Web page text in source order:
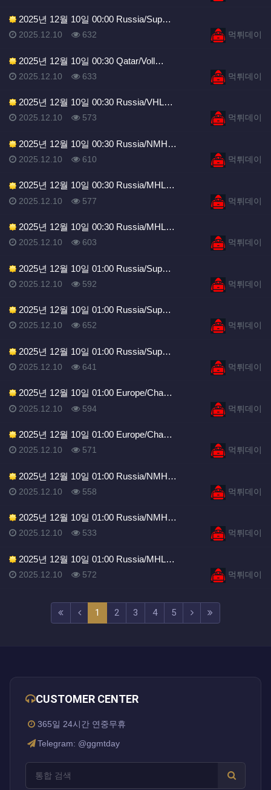
2025년 12월 10일 00:00 Russia/Sup…
등록자먹튀데이
등록일
2025.12.10 조회
632
2025년 12월 10일 00:30 Qatar/Voll…
등록자먹튀데이
등록일
2025.12.10 조회
633
2025년 12월 10일 00:30 Russia/VHL…
등록자먹튀데이
등록일
2025.12.10 조회
573
2025년 12월 10일 00:30 Russia/NMH…
등록자먹튀데이
등록일
2025.12.10 조회
610
2025년 12월 10일 00:30 Russia/MHL…
등록자먹튀데이
등록일
2025.12.10 조회
577
2025년 12월 10일 00:30 Russia/MHL…
등록자먹튀데이
등록일
2025.12.10 조회
603
2025년 12월 10일 01:00 Russia/Sup…
등록자먹튀데이
등록일
2025.12.10 조회
592
2025년 12월 10일 01:00 Russia/Sup…
등록자먹튀데이
등록일
2025.12.10 조회
652
2025년 12월 10일 01:00 Russia/Sup…
등록자먹튀데이
등록일
2025.12.10 조회
641
2025년 12월 10일 01:00 Europe/Cha…
등록자먹튀데이
등록일
2025.12.10 조회
594
2025년 12월 10일 01:00 Europe/Cha…
등록자먹튀데이
등록일
2025.12.10 조회
571
2025년 12월 10일 01:00 Russia/NMH…
등록자먹튀데이
등록일
2025.12.10 조회
558
2025년 12월 10일 01:00 Russia/NMH…
등록자먹튀데이
등록일
2025.12.10 조회
533
2025년 12월 10일 01:00 Russia/MHL…
등록자먹튀데이
등록일
2025.12.10 조회
572
1 (current)
2 3 4 5 (next)
CUSTOMER CENTER
365일 24시간 연중무휴
Telegram: @ggmtday